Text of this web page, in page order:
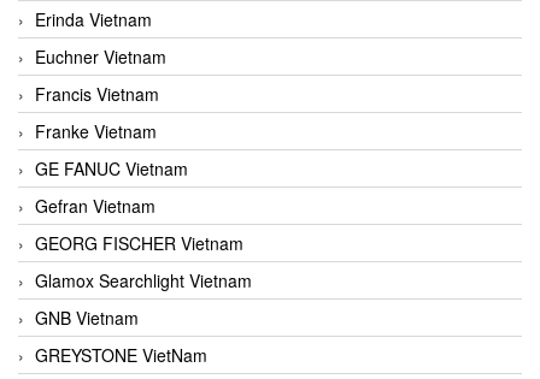
Erinda Vietnam
Euchner Vietnam
Francis Vietnam
Franke Vietnam
GE FANUC Vietnam
Gefran Vietnam
GEORG FISCHER Vietnam
Glamox Searchlight Vietnam
GNB Vietnam
GREYSTONE VietNam